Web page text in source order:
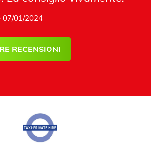
07/01/2024
RECENSIONI